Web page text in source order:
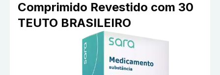
Comprimido Revestido com 30
TEUTO BRASILEIRO